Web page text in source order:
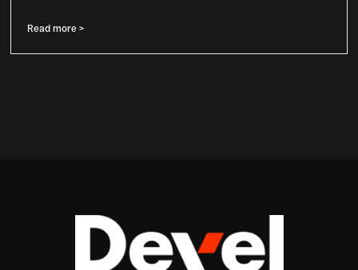
Read more >